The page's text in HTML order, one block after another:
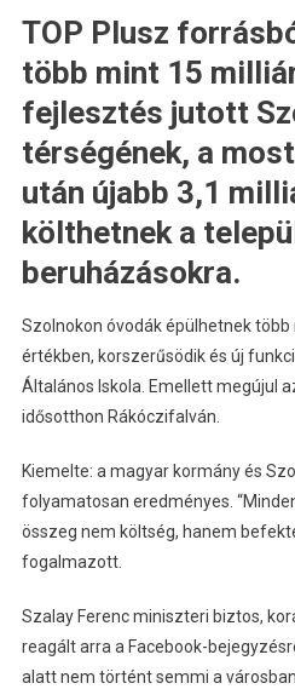
TOP Plusz
több mint 15
fejlesztés jutott
térségének, a
után újabb 3,1
költhetnek a
beruházásokra.
Szolnokon óvodák épülhetnek
értékben, korszerűsödik és új
Általános Iskola. Emellett megújul
idősotthon Rákóczifalván.
Kiemelte: a magyar kormány és
folyamatosan eredményes.
összeg nem költség, hanem
fogalmazott.
Szalay Ferenc miniszteri biztos,
reagált arra a Facebook-
alatt nem történt semmi a